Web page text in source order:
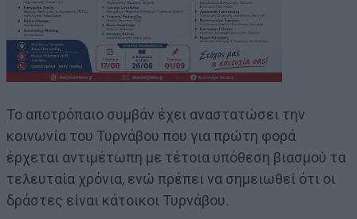
Το αποτρόπαιο συμβάν έχει αναστατώσει την
κοινωνία του Τυρνάβου που για πρώτη φορά
έρχεται αντιμέτωπη με τέτοια υπόθεση βιασμού τα
τελευταία χρόνια, ενώ πρέπει να σημειωθεί ότι οι
δράστες είναι κάτοικοι Τυρνάβου.